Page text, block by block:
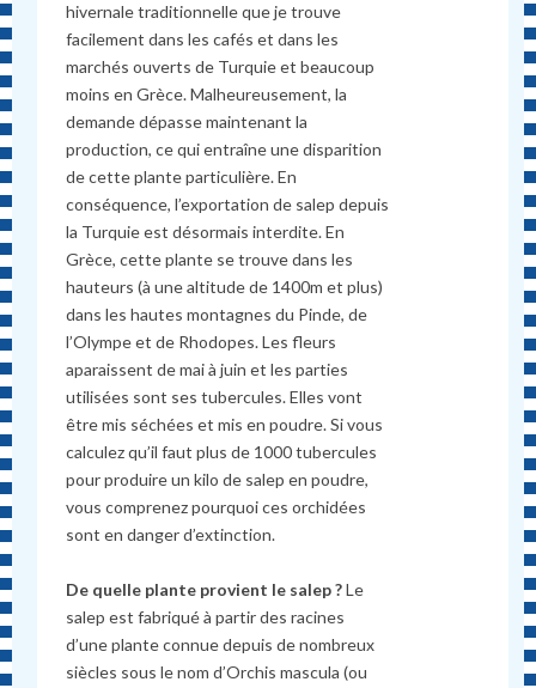
hivernaletraditionnelleque je trouve
facilementdans les cafés et dans les
marchés ouvertsde Turquie et beaucoup
moins en Grèce. Malheureusement, la
demande dépasse maintenant la
production, ce qui entraîne une disparition
de cette plante particulière. En
conséquence, l’exportation de salep depuis
la Turquie est désormais interdite. En
Grèce, cette plante se trouve dans les
hauteurs (à une altitude de 1400m et plus)
dans les hautes montagnes du Pinde, de
l’Olympe et de Rhodopes. Les fleurs
aparaissent de mai à juin et les parties
utilisées sont ses tubercules. Elles vont
être mis séchées et mis en poudre. Si vous
calculez qu’il faut plus de 1000 tubercules
pour produire un kilo de salep en poudre,
vous comprenez pourquoi ces orchidées
sont en danger d’extinction.
De quelle plante provient le salep ?Le
salep est fabriqué à partir des racines
d’une plante connue depuis de nombreux
siècles sous le nom d’Orchis mascula (ou